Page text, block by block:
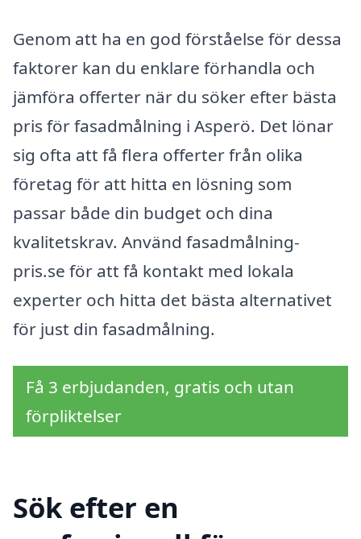
Genom att ha en god förståelse för dessa
faktorer kan du enklare förhandla och
jämföra offerter när du söker efter bästa
pris för fasadmålning i Asperö. Det lönar
sig ofta att få flera offerter från olika
företag för att hitta en lösning som
passar både din budget och dina
kvalitetskrav. Använd fasadmålning-
pris.se för att få kontakt med lokala
experter och hitta det bästa alternativet
för just din fasadmålning.
Få 3 erbjudanden, gratis och utan
förpliktelser
Sök efter en